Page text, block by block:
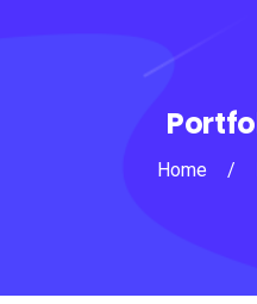
Home /